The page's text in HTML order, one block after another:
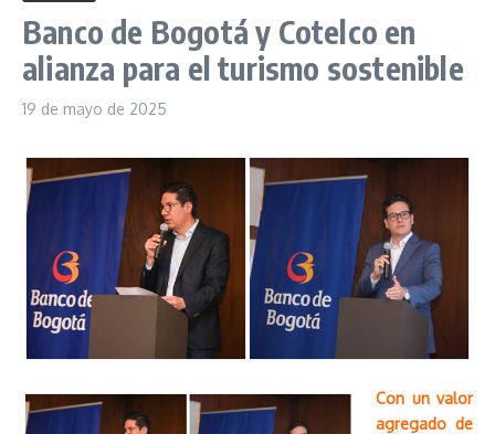
Banco de Bogotá y Cotelco en
alianza para el turismo sostenible
19 de mayo de 2025
Con un valor
agregado de